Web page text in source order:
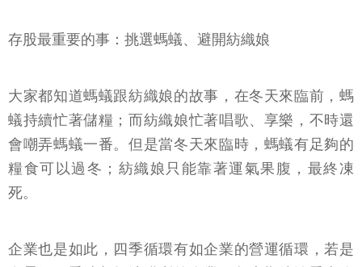
存股最重要的事：挑選螞蟻、避開紡織娘
大家都知道螞蟻跟紡織娘的故事，在冬天來臨前，螞
蟻持續忙著儲糧；而紡織娘忙著唱歌、享樂，不時還
會嘲弄螞蟻一番。但是當冬天來臨時，螞蟻有足夠的
糧食可以過冬；紡織娘只能靠著運氣果腹，最終凍
死。
企業也是如此，四季循環有如企業的營運循環，若是